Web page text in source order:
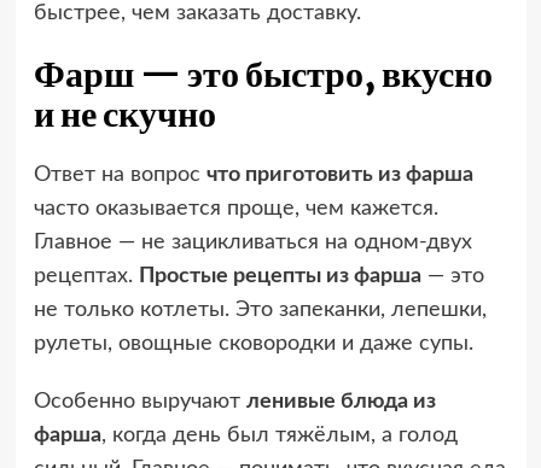
быстрее, чем заказать доставку.
Фарш — это быстро, вкусно
и не скучно
Ответ на вопрос что приготовить из фарша
часто оказывается проще, чем кажется.
Главное — не зацикливаться на одном-двух
рецептах. Простые рецепты из фарша— это
не только котлеты. Это запеканки, лепешки,
рулеты, овощные сковородки и даже супы.
Особенно выручают ленивые блюда из
фарша, когда день был тяжёлым, а голод